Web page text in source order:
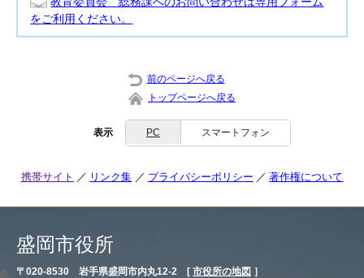
をご利用ください。
前のページへ戻る
トップページへ戻る
表示 PC スマートフォン
携帯サイト リンク集 プライバシーポリシー 著作権について
盛岡市役所
〒020-8530 岩手県盛岡市内丸12-2 [ 市役所の地図 ］